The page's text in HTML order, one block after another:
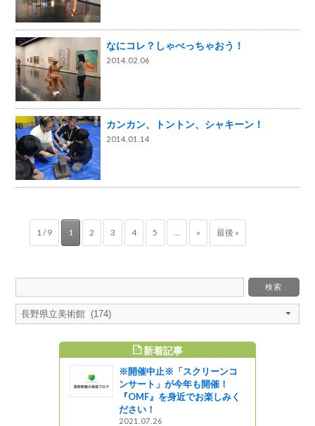
なにコレ？しゃべっちゃおう！
2014.02.06
カンカン、トントン、シャキーン！
2014.01.14
1 / 9 1 2 3 4 5 » 最後 »
新着記事
※開催中止※「スクリーンコ
ンサート」が今年も開催！
『OMF』を身近でお楽しみく
ださい！
2021.07.26